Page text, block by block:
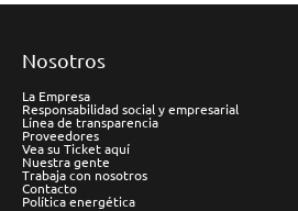
Nosotros
La Empresa
Responsabilidad social y empresarial
Línea de transparencia
Proveedores
Vea su Ticket aquí
Nuestra gente
Trabaja con nosotros
Contacto
Política energética